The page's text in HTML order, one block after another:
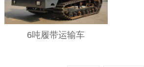
6吨履带运输车